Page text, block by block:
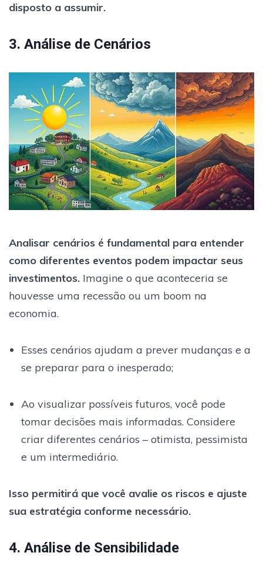
disposto a assumir.
3. Análise de Cenários
Analisar cenários é fundamental para entender
como diferentes eventos podem impactar seus
investimentos. Imagine o que aconteceria se
houvesse uma recessão ou um boom na
economia.
Esses cenários ajudam a prever mudanças e a
se preparar para o inesperado;
Ao visualizar possíveis futuros, você pode
tomar decisões mais informadas. Considere
criar diferentes cenários – otimista, pessimista
e um intermediário.
Isso permitirá que você avalie os riscos e ajuste
sua estratégia conforme necessário.
4. Análise de Sensibilidade